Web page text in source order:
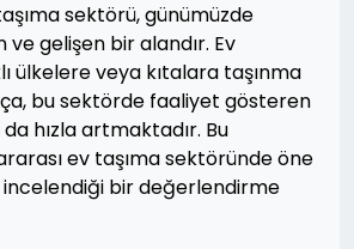
sektörü, günümüzde
gelişen bir alandır. Ev
ülkelere veya kıtalara taşınma
bu sektörde faaliyet gösteren
da hızla artmaktadır. Bu
ev taşıma sektöründe öne
incelendiği bir değerlendirme